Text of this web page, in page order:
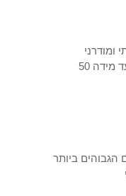
ומודרני
הגבוהים ביותר